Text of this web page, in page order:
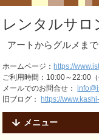
レンタルサロ
アートからグルメま
ホームページ：https://
ご利用時間：10:00～22:00（
メールでのお問合せ：
旧ブログ：https://
メニュー